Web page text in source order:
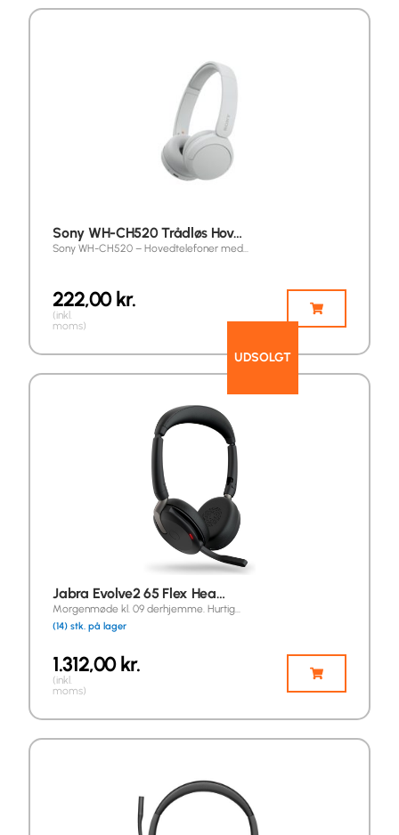
Sony WH-CH520 Trådløs Hov…
Sony WH-CH520 – Hovedtelefoner med…
UDSOLGT
222,00kr.
(inkl.
moms)
Jabra Evolve2 65 Flex Hea…
Morgenmøde kl. 09 derhjemme. Hurtig…
(14) stk. på lager
1.312,00kr.
(inkl.
moms)